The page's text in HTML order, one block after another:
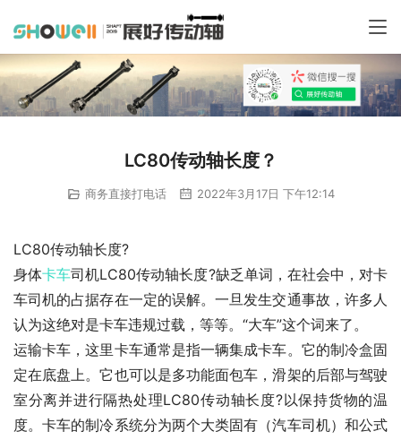
LC80传动轴长度？
商务直接打电话 2022年3月17日 下午12:14
LC80传动轴长度?
身体卡车司机LC80传动轴长度?缺乏单词，在社会中，对卡
车司机的占据存在一定的误解。一旦发生交通事故，许多人
认为这绝对是卡车违规过载，等等。“大车”这个词来了。
运输卡车，这里卡车通常是指一辆集成卡车。它的制冷盒固
定在底盘上。它也可以是多功能面包车，滑架的后部与驾驶
室分离并进行隔热处理LC80传动轴长度?以保持货物的温
度。卡车的制冷系统分为两个大类固有（汽车司机）和公式